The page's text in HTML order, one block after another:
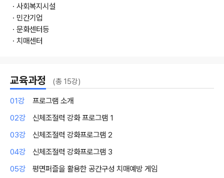
ㆍ사회복지시설
ㆍ민간기업
ㆍ문화센터등
ㆍ치매센터
교육과정 (총 15강)
01강
프로그램 소개
02강
신체조절력 강화 프로그램 1
03강
신체조절력 강화프로그램 2
04강
신체조절력 강화프로그램 3
05강
평면퍼즐을 활용한 공간구성 치매예방 게임